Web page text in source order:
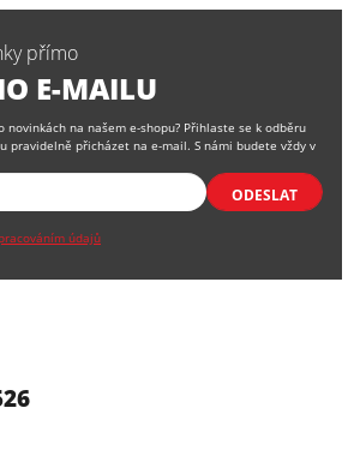
přímo
E-MAILU
na našem e-shopu? Přihlaste se k odběru
pravidelně přicházet na e-mail. S námi budete vždy v
ODESLAT
údajů